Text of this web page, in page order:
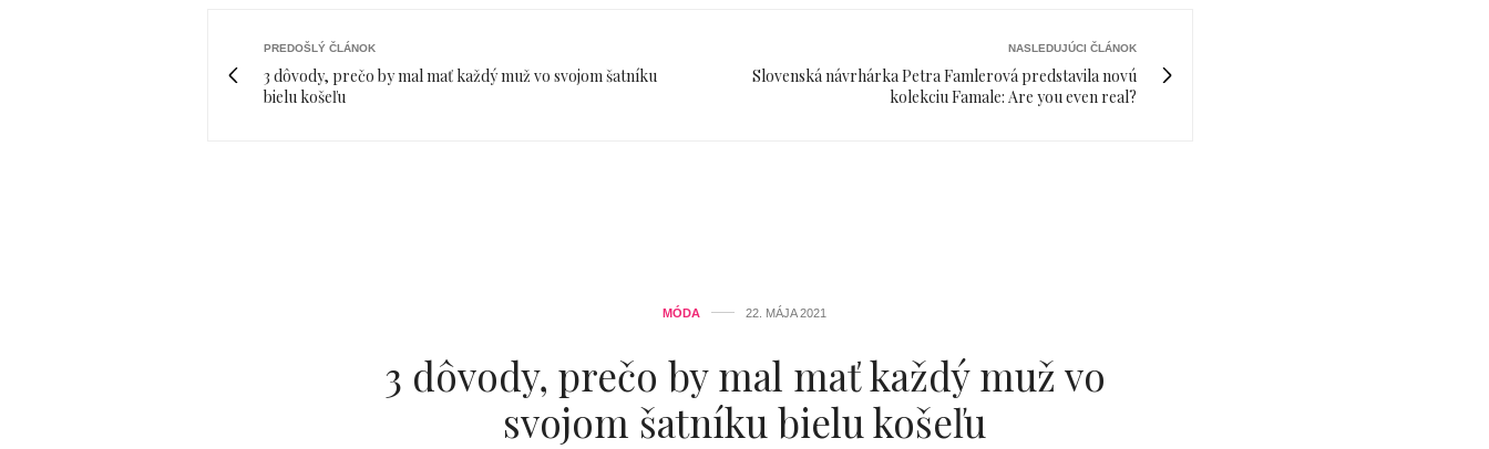
PREDOŠLÝ ČLÁNOK
3 dôvody, prečo by mal mať každý muž vo svojom šatníku
bielu košeľu
NASLEDUJÚCI ČLÁNOK
Slovenská návrhárka Petra Famlerová predstavila novú
kolekciu Famale: Are you even real?
MÓDA 22. MÁJA 2021
3 dôvody, prečo by mal mať každý muž vo
svojom šatníku bielu košeľu